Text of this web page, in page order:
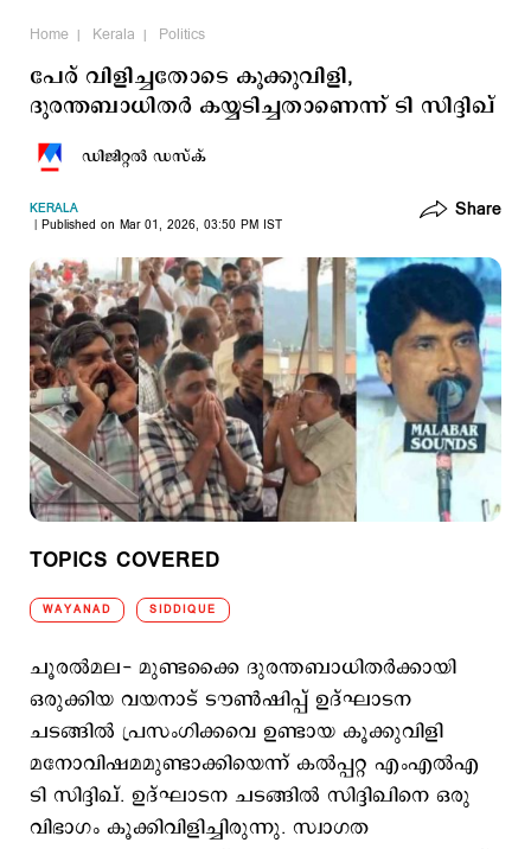
Home Kerala Politics
പേര് വിളിച്ചതോടെ കൂക്കുവിളി,
ദുരന്തബാധിതര്‍ കയ്യടിച്ചതാണെന്ന് ടി സിദ്ദിഖ്
ഡിജിറ്റല്‍ ഡസ്ക്
KERALA
Published on Mar 01, 2026, 03:50 PM IST
Share
TOPICS COVERED
WAYANAD SIDDIQUE
ചൂരൽമല- മുണ്ടക്കൈ ദുരന്തബാധിതർക്കായി
ഒരുക്കിയ വയനാട് ടൗൺഷിപ്പ് ഉദ്ഘാടന
ചടങ്ങിൽ പ്രസംഗിക്കവെ ഉണ്ടായ കൂക്കുവിളി
മനോവിഷമമുണ്ടാക്കിയെന്ന് കൽപ്പറ്റ എംഎൽഎ
ടി സിദ്ദിഖ്. ഉദ്ഘാടന ചടങ്ങിൽ സിദ്ദിഖിനെ ഒരു
വിഭാഗം കൂക്കിവിളിച്ചിരുന്നു. സ്വാഗത